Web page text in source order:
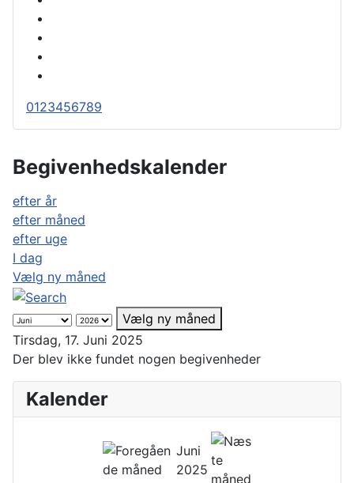
0123456789
Begivenhedskalender
efter år
efter måned
efter uge
I dag
Vælg ny måned
Vælg ny måned
Tirsdag, 17. Juni 2025
Der blev ikke fundet nogen begivenheder
Kalender
Juni
2025